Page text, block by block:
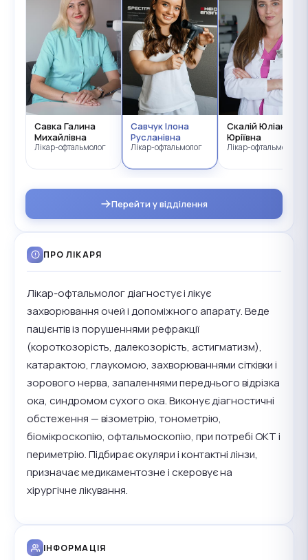
Савка Галина
Михайлівна
Лікар-офтальмолог
Савчук Ілона
Русланівна
Лікар-офтальмолог
Скалій Юліана
Юріївна
Лікар-офтальмолог
Перейти у відділення
ПРО ЛІКАРЯ
Лікар-офтальмолог діагностує і лікує
захворювання очей і допоміжного апарату. Веде
пацієнтів із порушеннями рефракції
(короткозорість, далекозорість, астигматизм),
катарактою, глаукомою, захворюваннями сітківки і
зорового нерва, запаленнями переднього відрізка
ока, синдромом сухого ока. Виконує діагностичні
обстеження — візометрію, тонометрію,
біомікроскопію, офтальмоскопію, при потребі ОКТ і
периметрію. Підбирає окуляри і контактні лінзи,
призначає медикаментозне і скеровує на
хірургічне лікування.
ІНФОРМАЦІЯ